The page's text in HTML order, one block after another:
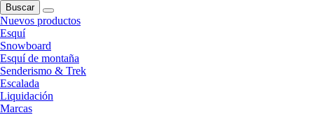
Buscar
Nuevos productos
Esquí
Snowboard
Esquí de montaña
Senderismo & Trek
Escalada
Liquidación
Marcas